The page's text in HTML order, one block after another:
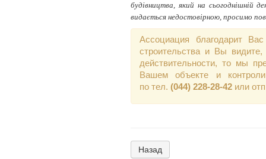
будівництва, який на сьогоднішній
видається недостовірною, просимо
Ассоциация благодарит
строительства и Вы
действительности, то мы
Вашем объекте и
по тел. (044) 228-28-42 или
Назад